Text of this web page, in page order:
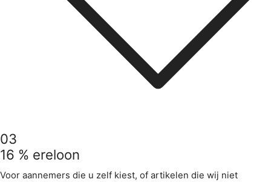
03
16 % ereloon
Voor aannemers die u zelf kiest, of artikelen die wij niet